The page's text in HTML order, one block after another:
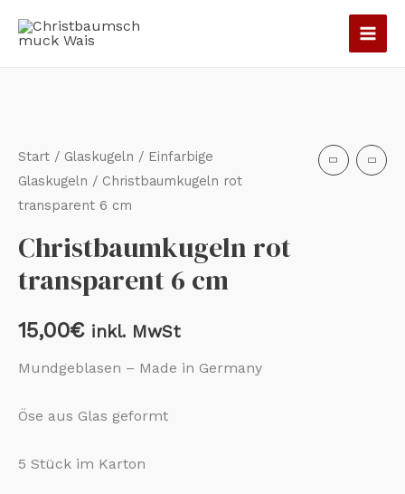
Inhalt
Start / Glaskugeln / Einfarbige
Glaskugeln / Christbaumkugeln rot
transparent 6 cm
Christbaumkugeln rot
transparent 6 cm
15,00€ inkl. MwSt
Mundgeblasen – Made in Germany
Öse aus Glas geformt
5 Stück im Karton
transparent
6
cm